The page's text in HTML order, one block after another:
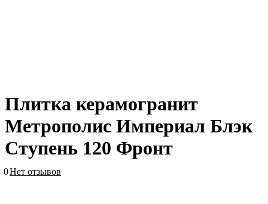
Плитка керамогранит
Метрополис Империал Блэк
Ступень 120 Фронт
0Нет отзывов